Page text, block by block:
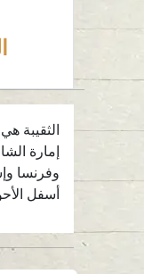
وفرنسا
أسفل